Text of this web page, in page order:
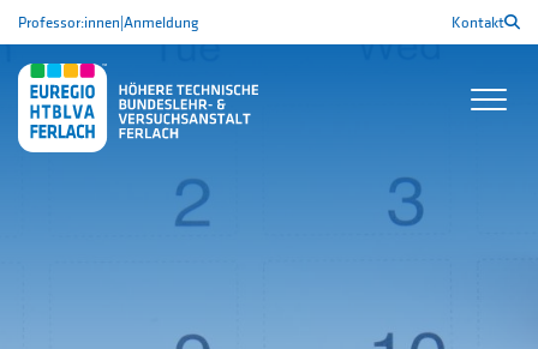
Professor:innen|Anmeldung Kontakt